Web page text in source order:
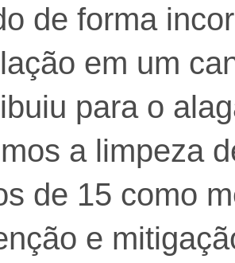
de forma
em um
para o
a limpeza
de 15 como
e